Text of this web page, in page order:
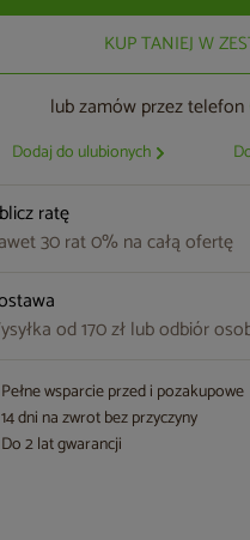
KUP TANIEJ W
lub zamów przez telefon
Dodaj do ulubionych
ratę
30 rat 0% na całą ofertę
od 170 zł lub odbiór
Pełne wsparcie przed i pozakupowe
14 dni na zwrot bez przyczyny
Do 2 lat gwarancji